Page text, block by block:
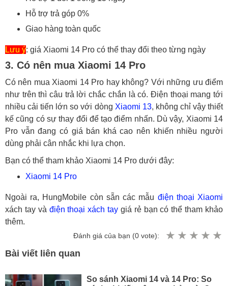
Hỗ trợ trả góp 0%
Giao hàng toàn quốc
Lưu ý: giá Xiaomi 14 Pro có thể thay đổi theo từng ngày
3. Có nên mua Xiaomi 14 Pro
Có nên mua Xiaomi 14 Pro hay không? Với những ưu điểm
như trên thì câu trả lời chắc chắn là có. Điện thoại mang tới
nhiều cải tiến lớn so với dòng Xiaomi 13, không chỉ vậy thiết
kế cũng có sự thay đổi để tạo điểm nhấn. Dù vậy, Xiaomi 14
Pro vẫn đang có giá bán khá cao nên khiến nhiều người
dùng phải cân nhắc khi lựa chọn.
Bạn có thể tham khảo Xiaomi 14 Pro dưới đây:
Xiaomi 14 Pro
Ngoài ra, HungMobile còn sẵn các mẫu điện thoại Xiaomi
xách tay và điện thoại xách tay giá rẻ bạn có thể tham khảo
thêm.
Đánh giá của bạn (0 vote):
Bài viết liên quan
So sánh Xiaomi 14 và 14 Pro: So